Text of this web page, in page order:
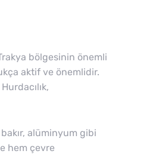
bölgesinin önemli
aktif ve önemlidir.
alüminyum gibi
hem çevre